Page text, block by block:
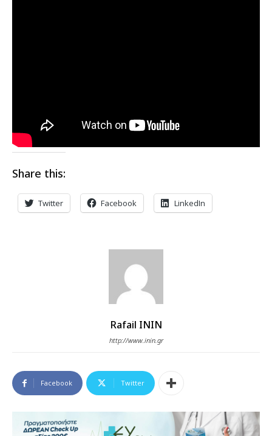
Share this:
Twitter Facebook LinkedIn
Rafail ININ
http://www.inin.gr
Facebook Twitter